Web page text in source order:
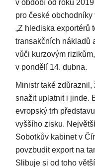
v období od roku
pro české
„Z hlediska exportérů
transakčních nákladů
vůči kurzovým
v pondělí 14. dubna.
Ministr také
snažit uplatnit i jinde.
evropský trh
vyššího zisku.
Sobotkův kabinet v
povzbudit export na
Slibuje si od toho